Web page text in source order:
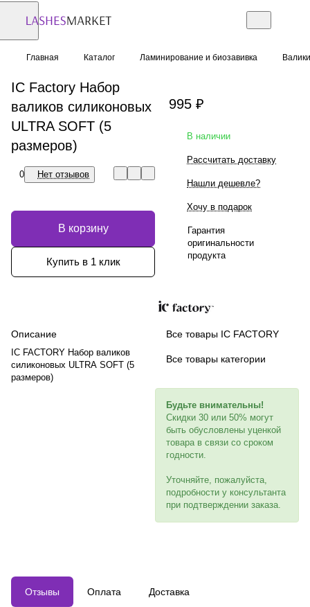
Главная Каталог Ламинирование и биозавивка
IC Factory Набор
валиков силиконовых
ULTRA SOFT (5
размеров)
0 Нет отзывов
В корзину
Купить в 1 клик
Описание
IC FACTORY Набор валиков
силиконовых ULTRA SOFT (5
размеров)
995 ₽
В наличии
Рассчитать доставку
Нашли дешевле?
Хочу в подарок
Гарантия
оригинальности
продукта
Все товары IC FACTORY
Все товары категории
Будьте внимательны!
Скидки 30 или 50% могут
быть обусловлены уценкой
товара в связи со сроком
годности.
Уточняйте, пожалуйста,
подробности у консультанта
при подтверждении заказа.
Отзывы Оплата Доставка